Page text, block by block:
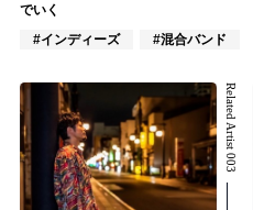
でいく
#インディーズ
#混合バンド
Related Artist 003